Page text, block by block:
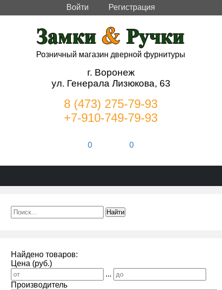
Войти Регистрация
Розничный магазин дверной фурнитуры
г. Воронеж
ул. Генерала Лизюкова, 63
8 (473) 275-79-93
+7-910-749-79-93
0 0
Найдено товаров:
Цена (руб.)
...
Производитель